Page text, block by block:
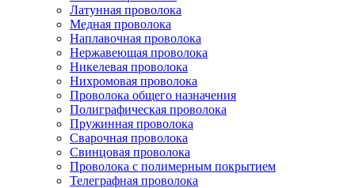
Латунная проволока
Медная проволока
Наплавочная проволока
Нержавеющая проволока
Никелевая проволока
Нихромовая проволока
Проволока общего назначения
Полиграфическая проволока
Пружинная проволока
Сварочная проволока
Свинцовая проволока
Проволока с полимерным покрытием
Телеграфная проволока